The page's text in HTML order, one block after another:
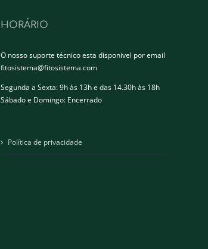
HORÁRIO
O nosso suporte técnico esta disponivel por email
fitosistema@fitosistema.com
Segunda a Sexta: 9h às 13h e das 14.30h às 18h
Sábado e Domingo: Encerrado
Política de privacidade